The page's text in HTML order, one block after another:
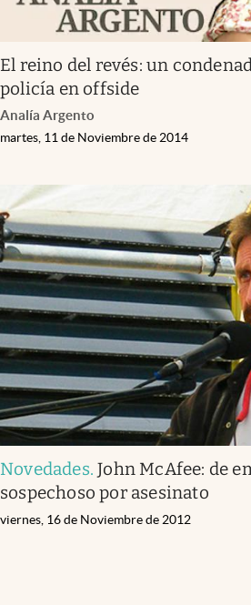
El reino del revés: un
policía en offside
Analía Argento
martes, 11 de Noviembre de 2014
Novedades.John McAfee: de
sospechoso por asesinato
viernes, 16 de Noviembre de 2012